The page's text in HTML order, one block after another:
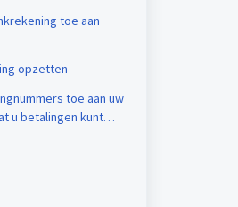
toe aan
opzetten
toe aan uw
u betalingen kunt